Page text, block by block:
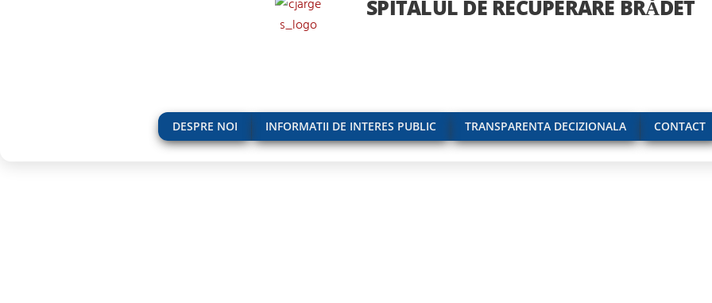
SPITALUL DE RECUPERARE BRĂDET
DESPRE NOI INFORMATII DE INTERES PUBLIC TRANSPARENTA DECIZIONALA CONTACT